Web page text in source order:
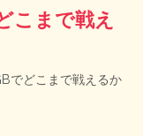
こまで戦え
でどこまで戦えるか